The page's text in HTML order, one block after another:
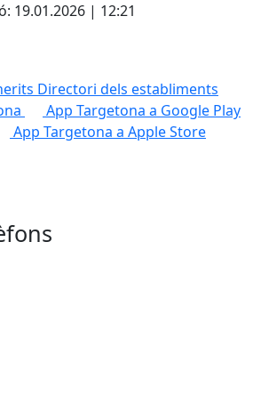
19.01.2026 | 12:21
Directori dels establiments
App Targetona a Google Play
App Targetona a Apple Store